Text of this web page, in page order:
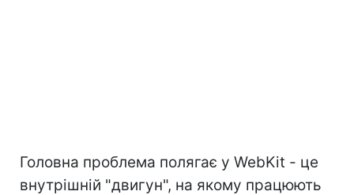
Головна проблема полягає у WebKit - це
внутрішній "двигун", на якому працюють